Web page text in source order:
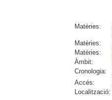
Matèries:
Matèries:
Matèries:
Àmbit:
Cronologia:
Accés:
Localització: